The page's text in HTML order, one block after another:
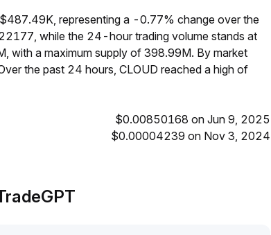
representing a -0.77% change over the
while the 24-hour trading volume stands at
with a maximum supply of 398.99M. By market
the past 24 hours, CLOUD reached a high of
$0.00850168 on Jun 9, 2025
$0.00004239 on Nov 3, 2024